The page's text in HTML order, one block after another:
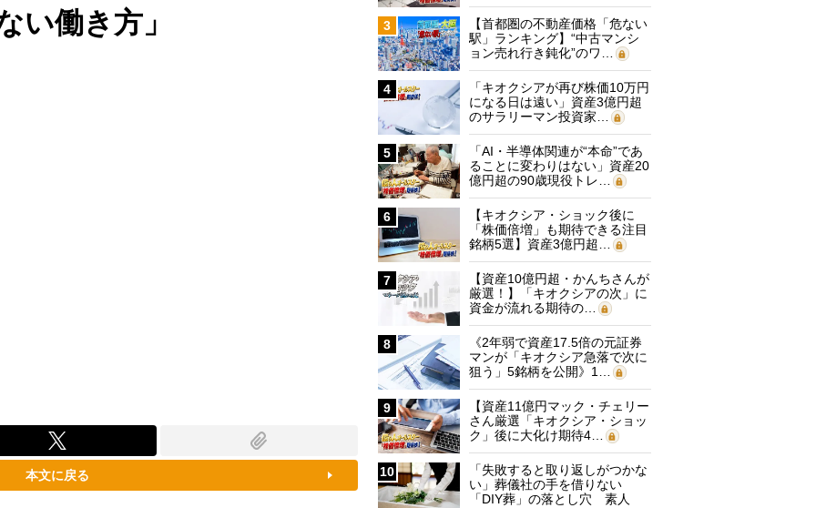
い働き方」
本文に戻る
3
【首都圏の不動産価格「危ない
駅」ランキング】“中古マンシ
ョン売れ行き鈍化”のワ…
4
「キオクシアが再び株価10万円
になる日は遠い」資産3億円超
のサラリーマン投資家…
5
「AI・半導体関連が“本命”であ
ることに変わりはない」資産20
億円超の90歳現役トレ…
6
【キオクシア・ショック後に
「株価倍増」も期待できる注目
銘柄5選】資産3億円超…
7
【資産10億円超・かんちさんが
厳選！】「キオクシアの次」に
資金が流れる期待の…
8
《2年弱で資産17.5倍の元証券
マンが「キオクシア急落で次に
狙う」5銘柄を公開》1…
9
【資産11億円マック・チェリー
さん厳選「キオクシア・ショッ
ク」後に大化け期待4…
10
「失敗すると取り返しがつかな
い」葬儀社の手を借りない
「DIY葬」の落とし穴 素人